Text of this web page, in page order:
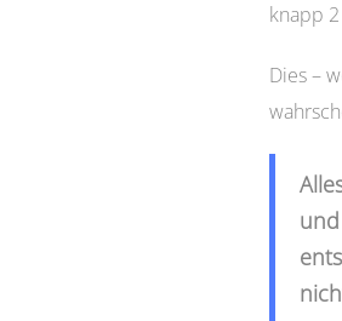
knapp
Dies –